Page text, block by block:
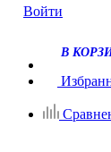
Войти
В